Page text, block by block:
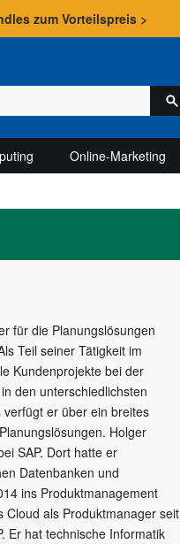
zum Vorteilspreis >
Online-Marketing
für die Planungslösungen
Teil seiner Tätigkeit im
Kundenprojekte bei der
den unterschiedlichsten
er über ein breites
Holger
SAP. Dort hatte er
Datenbanken und
ins Produktmanagement
Cloud als Produktmanager seit
Er hat technische Informatik